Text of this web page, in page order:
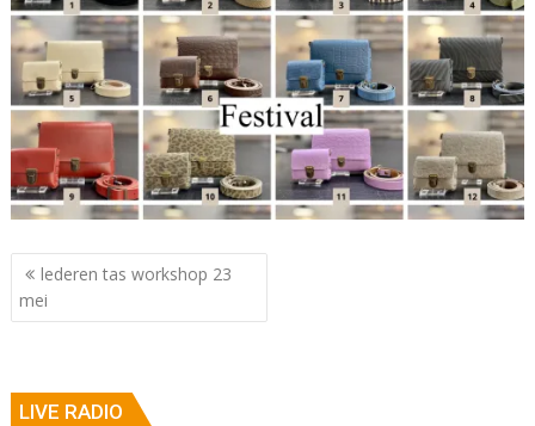
Berichtnavigatie
lederen tas workshop 23
mei
LIVE RADIO